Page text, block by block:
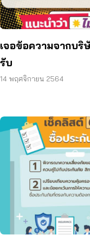
เจอข้อความจากบริ
รับ
14 พฤศจิกายน 2564